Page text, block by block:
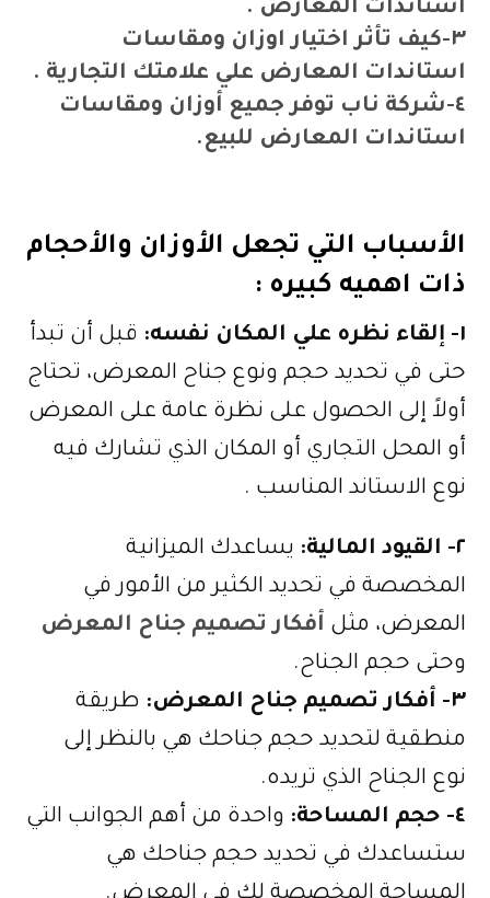
استاندات المعارض .
٣-كيف تأثر اختيار اوزان ومقاسات
استاندات المعارض علي علامتك التجارية .
٤-شركة ناب توفر جميع أوزان ومقاسات
استاندات المعارض للبيع.
الأسباب التي تجعل الأوزان والأحجام
ذات اهميه كبيره :
١- إلقاء نظره علي المكان نفسه:
قبل أن تبدأ
حتى في تحديد حجم ونوع جناح المعرض، تحتاج
أولاً إلى الحصول على نظرة عامة على المعرض
أو المحل التجاري أو المكان الذي تشارك فيه
نوع الاستاند المناسب .
٢- القيود المالية:
يساعدك الميزانية
المخصصة في تحديد الكثير من الأمور في
المعرض، مثل أفكار تصميم جناح المعرض
وحتى حجم الجناح.
٣- أفكار تصميم جناح المعرض:
طريقة
منطقية لتحديد حجم جناحك هي بالنظر إلى
نوع الجناح الذي تريده.
٤- حجم المساحة:
واحدة من أهم الجوانب التي
ستساعدك في تحديد حجم جناحك هي